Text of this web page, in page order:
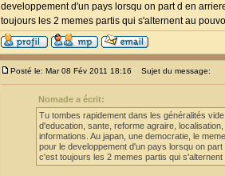
developpement d'un pays lorsqu on part d en
toujours les 2 memes partis qui s'alternent au
Posté le: Mar 08 Fév 2011 18:16 Sujet du message:
Nomade a écrit:
Tu tombes rapidement dans les généralités
d'education, sante, reforme agraire,
informations. Au japan, une democratie, le
pour le developpement d'un pays lorsqu on
c'est toujours les 2 memes partis qui